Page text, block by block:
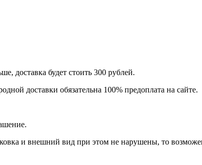
доставка будет стоить 300 рублей.
доставки обязательна 100% предоплата на сайте.
и внешний вид при этом не нарушены, то